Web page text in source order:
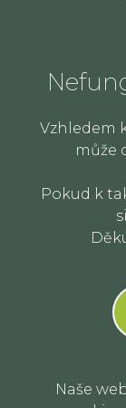
Vzhledem
může
Pokud k
Naše